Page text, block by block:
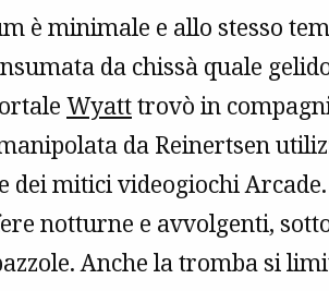
è minimale e allo stesso
da chissà quale
Wyatttrovò in
da Reinertsen
dei mitici videogiochi
notturne e avvolgenti,
Anche la tromba si